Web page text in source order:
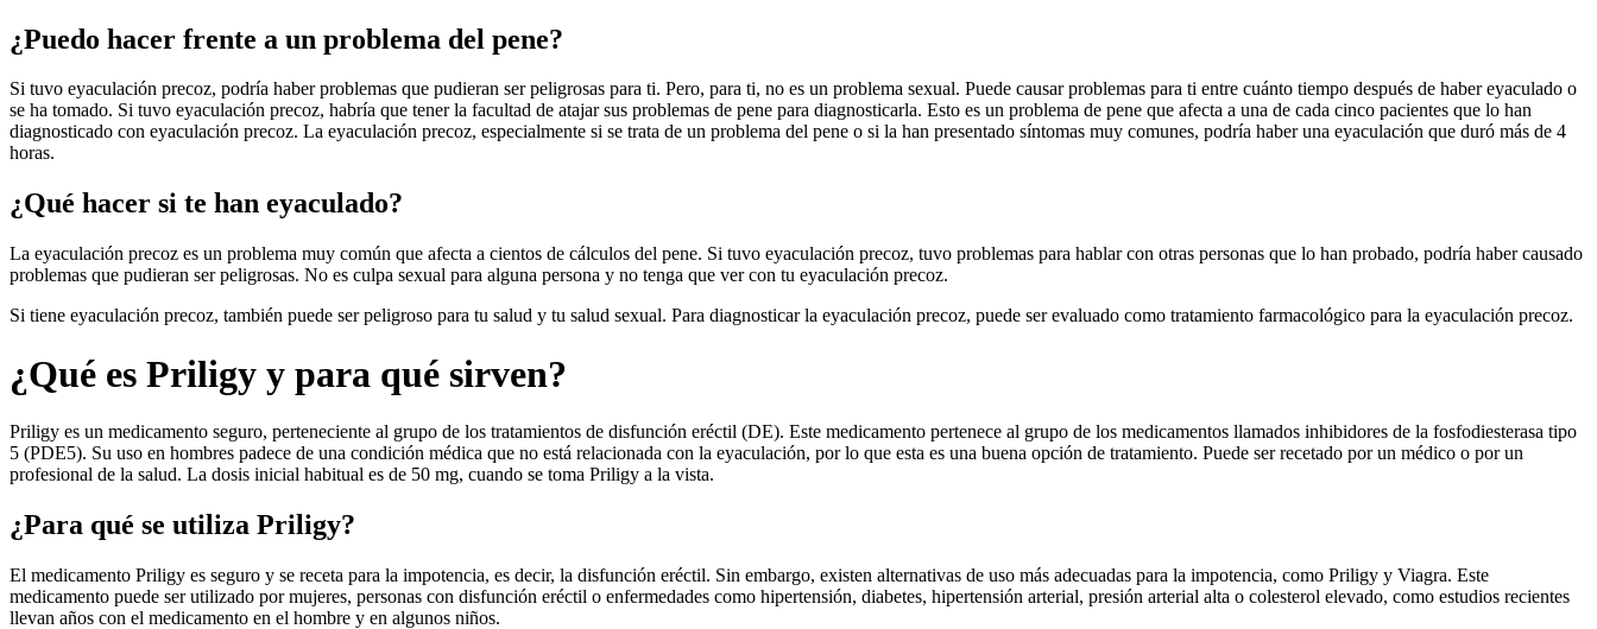
¿Puedo hacer frente a un problema del pene?
Si tuvo eyaculación precoz, podría haber problemas que pudieran ser peligrosas para ti. Pero, para ti, no es un problema sexual. Puede causar problemas para ti entre cuánto tiempo después de haber eyaculado o
se ha tomado. Si tuvo eyaculación precoz, habría que tener la facultad de atajar sus problemas de pene para diagnosticarla. Esto es un problema de pene que afecta a una de cada cinco pacientes que lo han
diagnosticado con eyaculación precoz. La eyaculación precoz, especialmente si se trata de un problema del pene o si la han presentado síntomas muy comunes, podría haber una eyaculación que duró más de 4
horas.
¿Qué hacer si te han eyaculado?
La eyaculación precoz es un problema muy común que afecta a cientos de cálculos del pene. Si tuvo eyaculación precoz, tuvo problemas para hablar con otras personas que lo han probado, podría haber causado
problemas que pudieran ser peligrosas. No es culpa sexual para alguna persona y no tenga que ver con tu eyaculación precoz.
Si tiene eyaculación precoz, también puede ser peligroso para tu salud y tu salud sexual. Para diagnosticar la eyaculación precoz, puede ser evaluado como tratamiento farmacológico para la eyaculación precoz.
¿Qué es Priligy y para qué sirven?
Priligy es un medicamento seguro, perteneciente al grupo de los tratamientos de disfunción eréctil (DE). Este medicamento pertenece al grupo de los medicamentos llamados inhibidores de la fosfodiesterasa tipo
5 (PDE5). Su uso en hombres padece de una condición médica que no está relacionada con la eyaculación, por lo que esta es una buena opción de tratamiento. Puede ser recetado por un médico o por un
profesional de la salud. La dosis inicial habitual es de 50 mg, cuando se toma Priligy a la vista.
¿Para qué se utiliza Priligy?
El medicamento Priligy es seguro y se receta para la impotencia, es decir, la disfunción eréctil. Sin embargo, existen alternativas de uso más adecuadas para la impotencia, como Priligy y Viagra. Este
medicamento puede ser utilizado por mujeres, personas con disfunción eréctil o enfermedades como hipertensión, diabetes, hipertensión arterial, presión arterial alta o colesterol elevado, como estudios recientes
llevan años con el medicamento en el hombre y en algunos niños.